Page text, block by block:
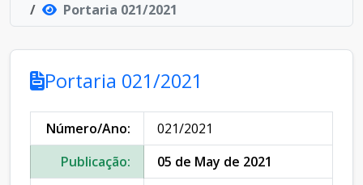
Portaria 021/2021
Portaria 021/2021
Número/Ano:
021/2021
Publicação:
05 de May de 2021